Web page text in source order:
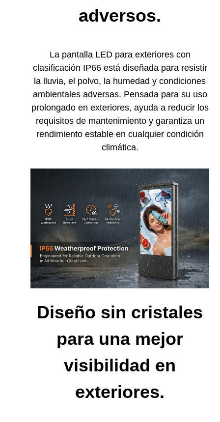
adversos.
La pantalla LED para exteriores con
clasificación IP66 está diseñada para resistir
la lluvia, el polvo, la humedad y condiciones
ambientales adversas. Pensada para su uso
prolongado en exteriores, ayuda a reducir los
requisitos de mantenimiento y garantiza un
rendimiento estable en cualquier condición
climática.
Diseño sin cristales
para una mejor
visibilidad en
exteriores.